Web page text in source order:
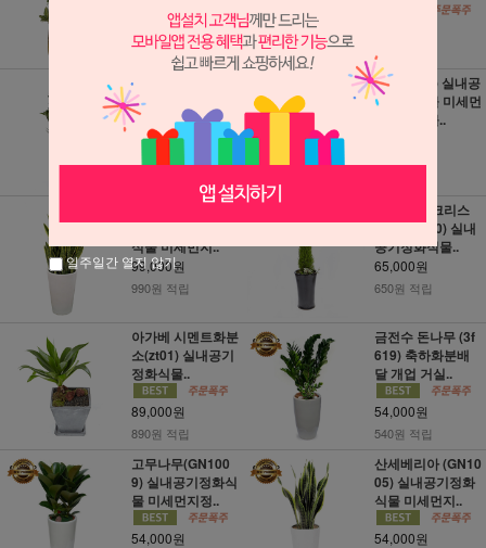
84,000원
840원 적립 790원 적립
금전수 돈나무 시
멘트화분 (RI_26)
축하화분배달..
89,000원
율마 (zt70) 실내공
기정화식물 미세먼
지정화식물..
산세베리아3호(zt
53) 실내공기정화
식물 미세먼지..
99,000원
990원 적립
율마(골드크리스
트)A (zt_10) 실내
공기정화식물..
65,000원
650원 적립
아가베 시멘트화분
소(zt01) 실내공기
정화식물..
89,000원
890원 적립
금전수 돈나무 (3f
619) 축하화분배
달 개업 거실..
54,000원
540원 적립
고무나무(GN100
9) 실내공기정화식
물 미세먼지정..
54,000원
산세베리아 (GN10
05) 실내공기정화
식물 미세먼지..
54,000원
일주일간 열지 않기